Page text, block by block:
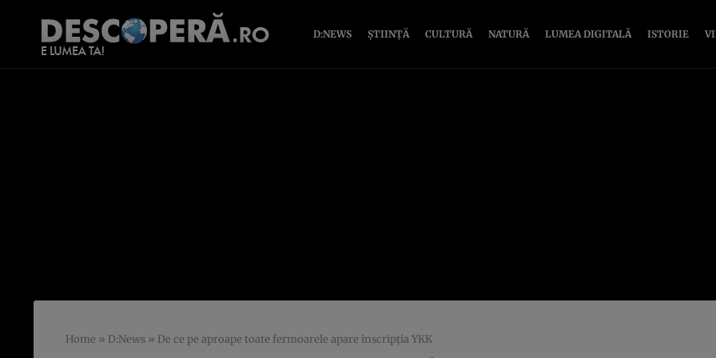
D:NEWS ȘTIINȚĂ CULTURĂ NATURĂ LUMEA DIGITALĂ ISTORIE
Home » D:News » De ce pe aproape toate fermoarele apare inscripţia YKK